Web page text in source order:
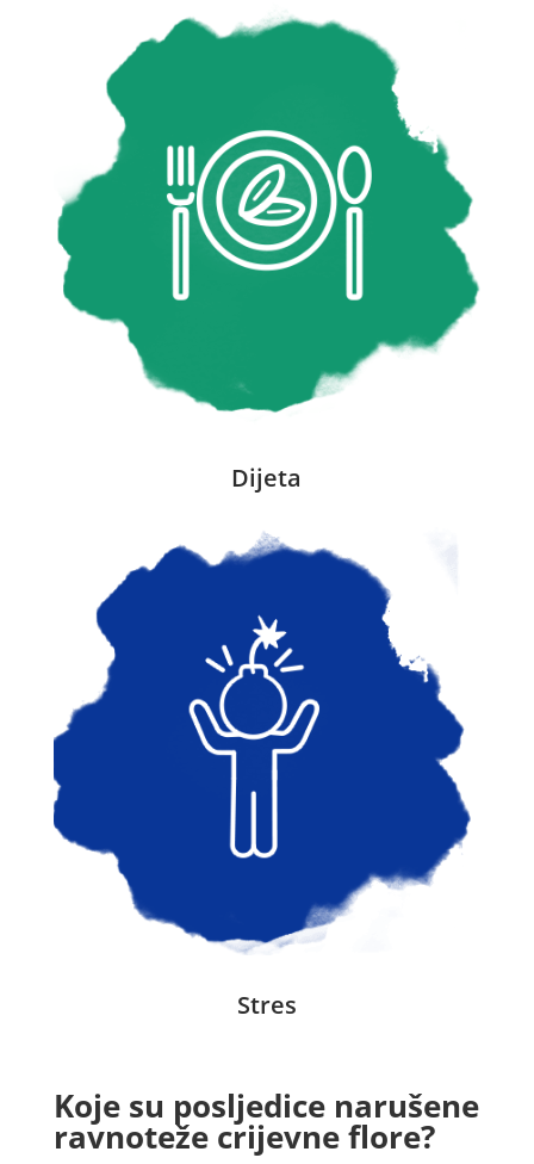
Dijeta
Stres
Koje su posljedice narušene
ravnoteže crijevne flore?